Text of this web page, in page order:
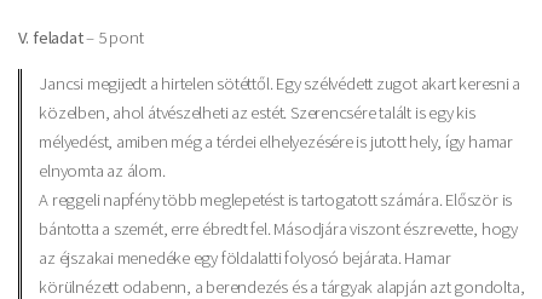
V. feladat– 5 pont
Jancsi megijedt a hirtelen sötéttől. Egy szélvédett zugot akart keresni a
közelben, ahol átvészelheti az estét. Szerencsére talált is egy kis
mélyedést, amiben még a térdei elhelyezésére is jutott hely, így hamar
elnyomta az álom.
A reggeli napfény több meglepetést is tartogatott számára. Először is
bántotta a szemét, erre ébredt fel. Másodjára viszont észrevette, hogy
az éjszakai menedéke egy földalatti folyosó bejárata. Hamar
körülnézett odabenn, a berendezés és a tárgyak alapján azt gondolta,